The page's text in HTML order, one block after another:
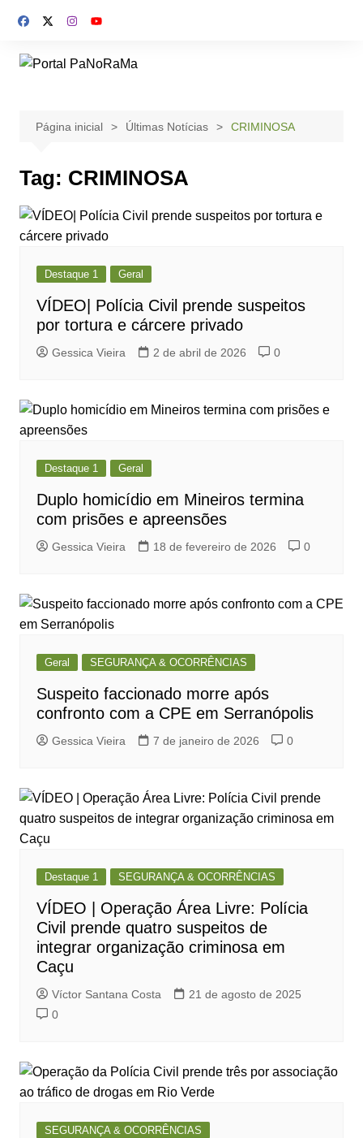
para
conteúdo
Página inicial Últimas Notícias CRIMINOSA
Tag: CRIMINOSA
Destaque 1 Geral
VÍDEO| Polícia Civil prende suspeitos
por tortura e cárcere privado
Gessica Vieira 2 de abril de 2026 0
Destaque 1 Geral
Duplo homicídio em Mineiros termina
com prisões e apreensões
Gessica Vieira 18 de fevereiro de 2026 0
Geral SEGURANÇA & OCORRÊNCIAS
Suspeito faccionado morre após
confronto com a CPE em Serranópolis
Gessica Vieira 7 de janeiro de 2026 0
Destaque 1 SEGURANÇA & OCORRÊNCIAS
VÍDEO | Operação Área Livre: Polícia
Civil prende quatro suspeitos de
integrar organização criminosa em
Caçu
Víctor Santana Costa
21 de agosto de 2025
0
SEGURANÇA & OCORRÊNCIAS